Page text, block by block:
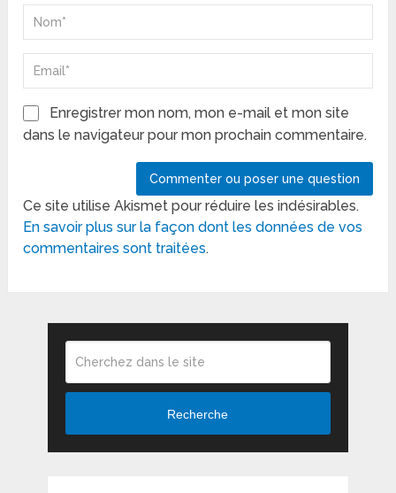
Enregistrer mon nom, mon e-mail et mon site
dans le navigateur pour mon prochain commentaire.
Ce site utilise Akismet pour réduire les indésirables.
En savoir plus sur la façon dont les données de vos
commentaires sont traitées.
Recherche